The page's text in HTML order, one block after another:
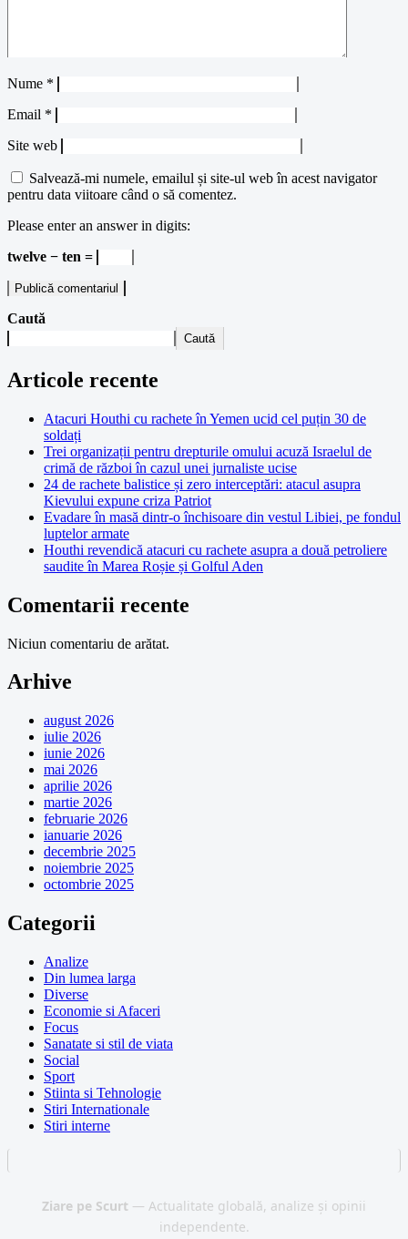
Nume *
Email *
Site web
Salvează-mi numele, emailul și site-ul web în acest navigator
pentru data viitoare când o să comentez.
Please enter an answer in digits:
twelve − ten =
Caută
Caută
Articole recente
Atacuri Houthi cu rachete în Yemen ucid cel puțin 30 de
soldați
Trei organizații pentru drepturile omului acuză Israelul de
crimă de război în cazul unei jurnaliste ucise
24 de rachete balistice și zero interceptări: atacul asupra
Kievului expune criza Patriot
Evadare în masă dintr-o închisoare din vestul Libiei, pe fondul
luptelor armate
Houthi revendică atacuri cu rachete asupra a două petroliere
saudite în Marea Roșie și Golful Aden
Comentarii recente
Niciun comentariu de arătat.
Arhive
august 2026
iulie 2026
iunie 2026
mai 2026
aprilie 2026
martie 2026
februarie 2026
ianuarie 2026
decembrie 2025
noiembrie 2025
octombrie 2025
Categorii
Analize
Din lumea larga
Diverse
Economie si Afaceri
Focus
Sanatate si stil de viata
Social
Sport
Stiinta si Tehnologie
Stiri Internationale
Stiri interne
Ziare pe Scurt — Actualitate globală, analize și opinii
independente.